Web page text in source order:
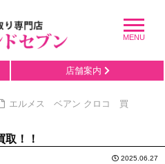
店舗案内
エルメス ベアン クロコ 買
！！
2025.06.27